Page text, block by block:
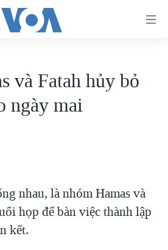
và Fatah hủy bỏ
ngày mai
nhau, là nhóm Hamas và
họp để bàn việc thành lập
kết.